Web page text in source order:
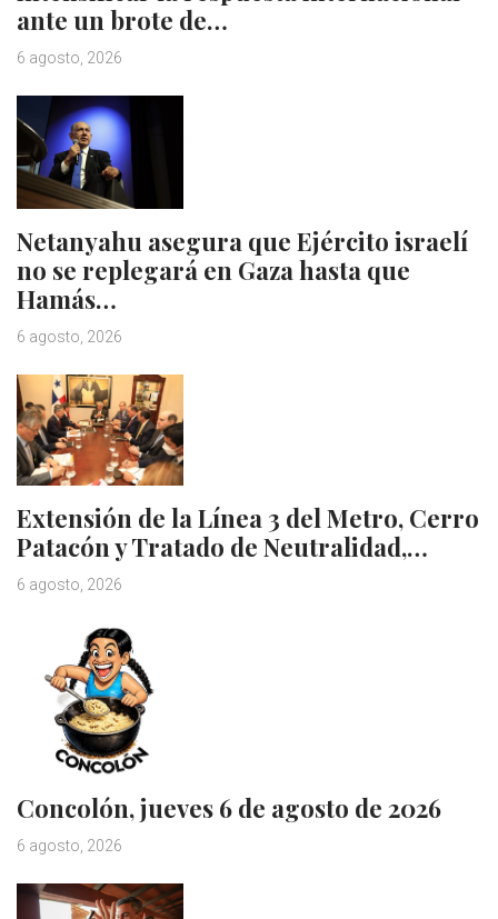
ante un brote de…
6 agosto, 2026
Netanyahu asegura que Ejército israelí
no se replegará en Gaza hasta que
Hamás…
6 agosto, 2026
Extensión de la Línea 3 del Metro, Cerro
Patacón y Tratado de Neutralidad,…
6 agosto, 2026
Concolón, jueves 6 de agosto de 2026
6 agosto, 2026